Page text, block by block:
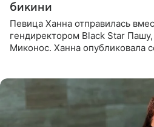
бикини
Певица Ханна отправилась
гендиректором Black Star
Миконос. Ханна опубликовала